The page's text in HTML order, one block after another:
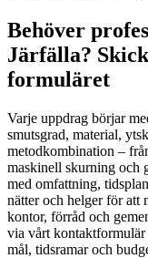
Behöver
Järfälla?
formuläret
Varje uppdrag börjar
smutsgrad, material,
metodkombination –
maskinell skurning och
med omfattning,
nätter och helger för att
kontor, förråd och
via vårt kontaktformulär
mål, tidsramar och